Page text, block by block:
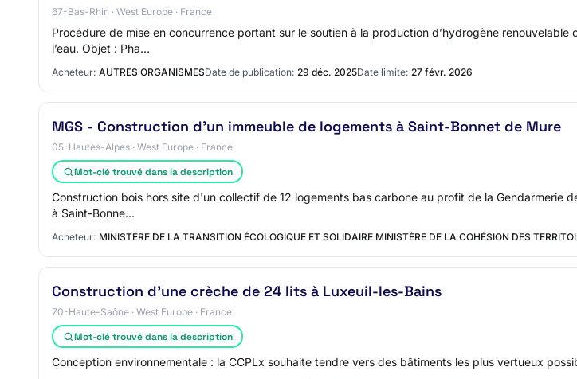
67-Bas-Rhin · West Europe · France
Procédure de mise en concurrence portant sur le soutien à la production d’hydrogène renouvelable
l’eau. Objet : Pha…
Acheteur: AUTRES ORGANISMESDate de publication: 29 déc. 2025Date limite: 27 févr. 2026
MGS - Construction d'un immeuble de logements à Saint-Bonnet de Mure
05-Hautes-Alpes · West Europe · France
Mot-clé trouvé dans la description
Construction bois hors site d'un collectif de 12 logements bas carbone au profit de la Gendarmerie
à Saint-Bonne…
Acheteur: MINISTÈRE DE LA TRANSITION ÉCOLOGIQUE ET SOLIDAIRE MINISTÈRE DE LA COHÉSION DES
Construction d'une crèche de 24 lits à Luxeuil-les-Bains
70-Haute-Saône · West Europe · France
Mot-clé trouvé dans la description
Conception environnementale : la CCPLx souhaite tendre vers des bâtiments les plus vertueux